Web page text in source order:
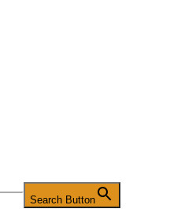
Search Button